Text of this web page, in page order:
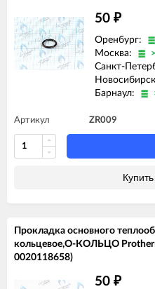
50 ₽
Оренбург:
Москва:
Санкт-
Барнаул:
Артикул ZR009
Прокладка основного
кольцевое,О-КОЛЬЦО
0020118658)
50 ₽